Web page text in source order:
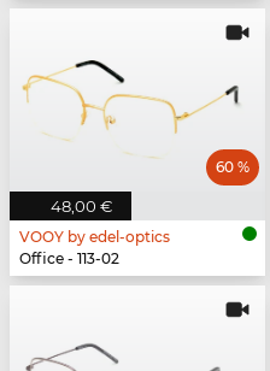
48,00 €
60 %
VOOY by edel-optics
Office - 113-02